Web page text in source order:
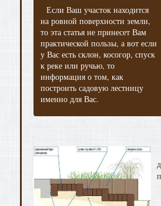
Если Ваш участок находится
на ровной поверхности земли,
то эта статья не принесет Вам
практической пользы, а вот если
у Вас есть склон, косогор, спуск
к реке или ручью, то
информация о том, как
построить садовую лестницу
именно для Вас.